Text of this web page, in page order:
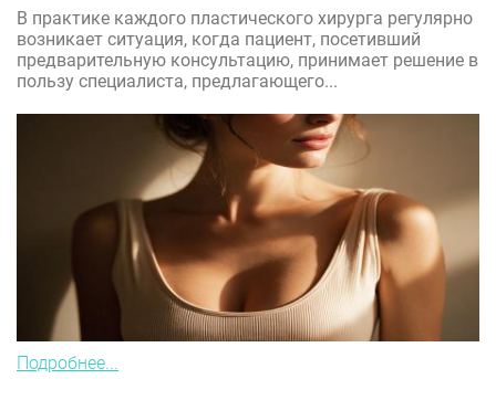
В практике каждого пластического хирурга регулярно
возникает ситуация, когда пациент, посетивший
предварительную консультацию, принимает решение в
пользу специалиста, предлагающего...
Подробнее...